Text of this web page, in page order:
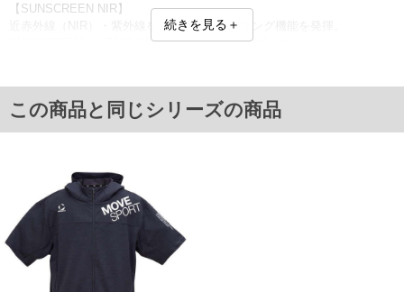
【SUNSCREEN NIR】
近赤外線（NIR）・紫外線をカットし、クーリング機能を発揮。
SUNSCREEN〓／TAIKYU／耐久性／フルジップ／スタンドカラー／フー
■サイズ表
サイズ/バスト/総丈/裾周り/肩幅/袖丈
5L/156/82/130/64/29
6L/166/84/140/66/30
単位はcm
※【返品交換について】
返品交換希望の方は、商品到着後1週間以内にご連絡ください。
下着(肌着)やワイシャツは商品の性質上、返品交換不可とさせて頂いております。予め
ご了承くださいませ。
続きを見る＋
この商品と同じシリーズの商品